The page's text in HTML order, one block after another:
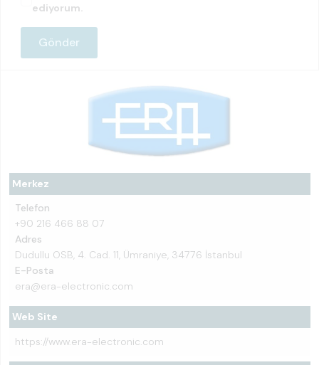
Merkez
Telefon
+90 216 466 88 07
Adres
Dudullu OSB, 4. Cad. 11, Ümraniye, 34776 İstanbul
E-Posta
era@era-electronic.com
Web Site
https://www.era-electronic.com
ediyorum.